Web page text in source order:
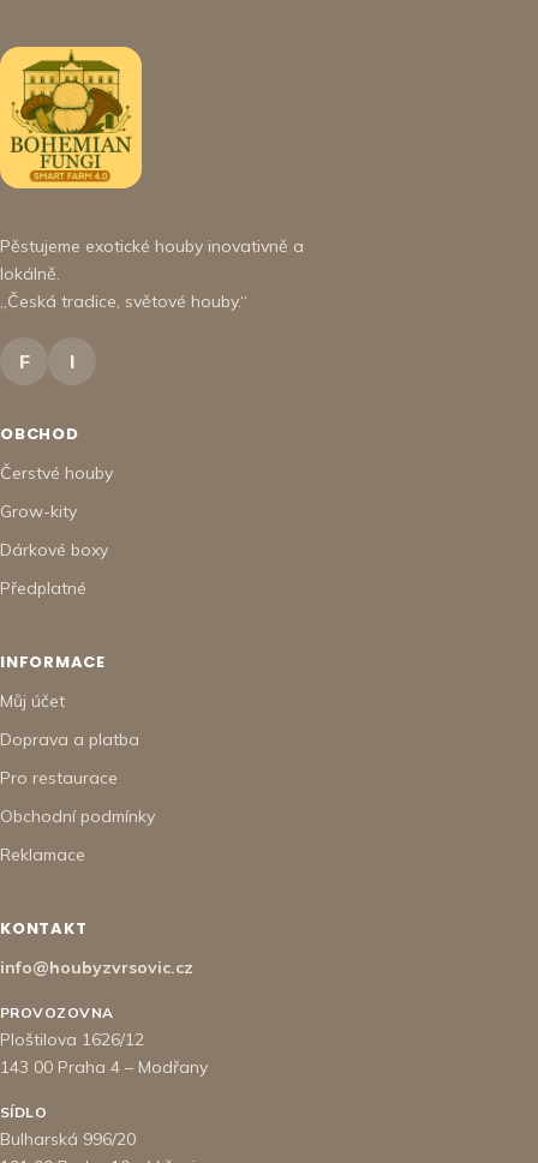
Pěstujeme exotické houby inovativně a
lokálně.
„Česká tradice, světové houby.“
F I
OBCHOD
Čerstvé houby
Grow-kity
Dárkové boxy
Předplatné
INFORMACE
Můj účet
Doprava a platba
Pro restaurace
Obchodní podmínky
Reklamace
KONTAKT
info@houbyzvrsovic.cz
PROVOZOVNA
Ploštilova 1626/12
143 00 Praha 4 – Modřany
SÍDLO
Bulharská 996/20